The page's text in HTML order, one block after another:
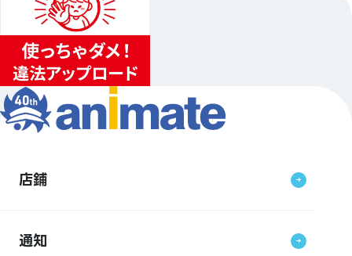
店鋪
通知